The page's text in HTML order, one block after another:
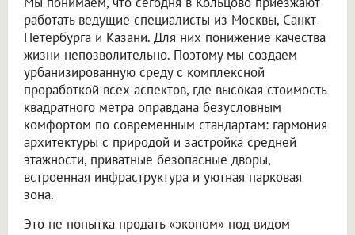
работать ведущие специалисты из Москвы, Санкт-
Петербурга и Казани. Для них понижение качества
жизни непозволительно. Поэтому мы создаем
урбанизированную среду с комплексной
проработкой всех аспектов, где высокая стоимость
квадратного метра оправдана безусловным
комфортом по современным стандартам: гармония
архитектуры с природой и застройка средней
этажности, приватные безопасные дворы,
встроенная инфраструктура и уютная парковая
зона.
Это не попытка продать «эконом» под видом